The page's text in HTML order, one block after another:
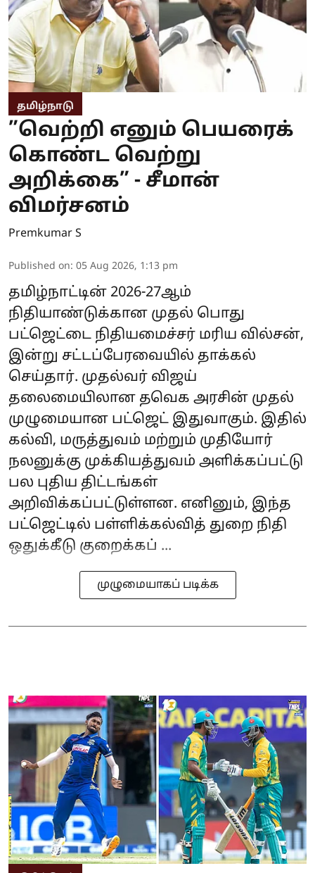
தமிழ்நாடு
”வெற்றி எனும் பெயரைக்
கொண்ட வெற்று
அறிக்கை” - சீமான்
விமர்சனம்
Premkumar S
Published on: 05 Aug 2026, 1:13 pm
தமிழ்நாட்டின் 2026-27ஆம்
நிதியாண்டுக்கான முதல் பொது
பட்ஜெட்டை நிதியமைச்சர் மரிய வில்சன்,
இன்று சட்டப்பேரவையில் தாக்கல்
செய்தார். முதல்வர் விஜய்
தலைமையிலான தவெக அரசின் முதல்
முழுமையான பட்ஜெட் இதுவாகும். இதில்
கல்வி, மருத்துவம் மற்றும் முதியோர்
நலனுக்கு முக்கியத்துவம் அளிக்கப்பட்டு
பல புதிய திட்டங்கள்
அறிவிக்கப்பட்டுள்ளன. எனினும், இந்த
பட்ஜெட்டில் பள்ளிக்கல்வித் துறை நிதி
ஒதுக்கீடு குறைக்கப் ...
முழுமையாகப் படிக்க